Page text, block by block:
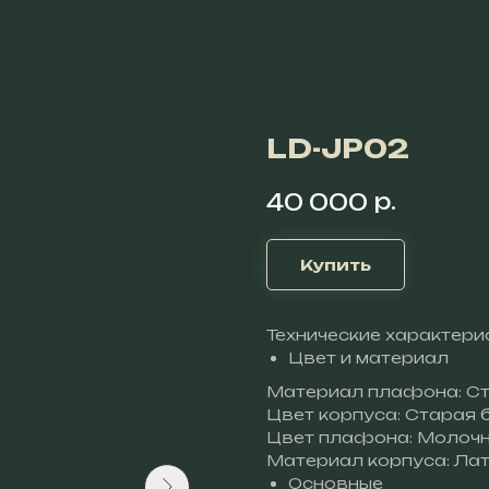
LD-JP02
40 000 р.
Купить
Технические
Цвет и материал
Материал плафона:
Цвет корпуса: Старая
Цвет плафона:
Материал корпуса:
Основные